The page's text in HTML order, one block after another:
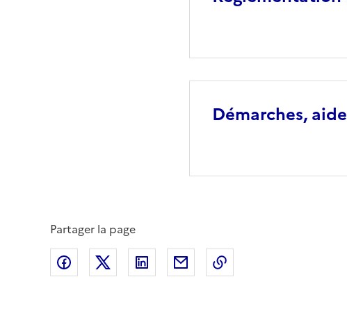
Démarches,
Partager la page
Partager sur Facebook
Partager sur X (anciennement Twitter)
Partager sur LinkedIn
Partager par email